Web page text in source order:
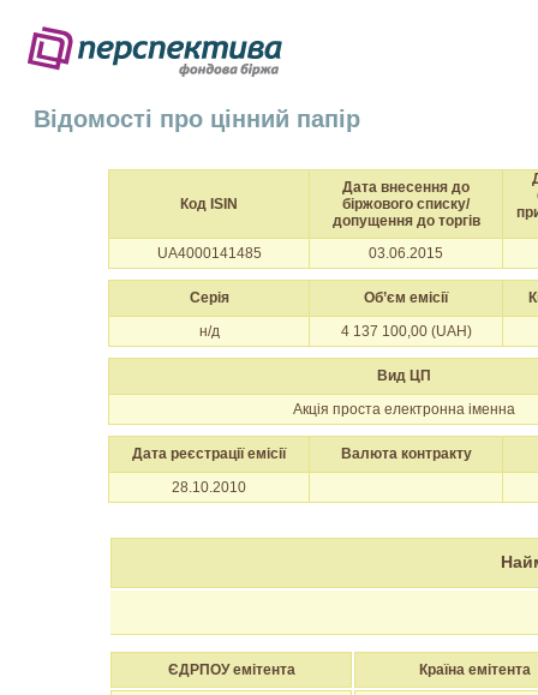
Відомості про цінний папір
Код ISIN
Дата внесення до
біржового списку/
допущення до торгів
UA4000141485 03.06.2015
Серія Об’єм емісії
н/д
4 137 100,00 (UAH)
Вид ЦП
Акція проста електронна іменна
Дата реєстрації емісії
Валюта контракту
28.10.2010
ЄДРПОУ емітента Країна емітента